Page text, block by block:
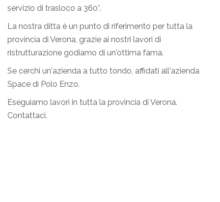
servizio di trasloco a 360°.
La nostra ditta è un punto di riferimento per tutta la
provincia di Verona, grazie ai nostri lavori di
ristrutturazione godiamo di un'ottima fama.
Se cerchi un'azienda a tutto tondo, affidati all'azienda
Space di Polo Enzo.
Eseguiamo lavori in tutta la provincia di Verona.
Contattaci.